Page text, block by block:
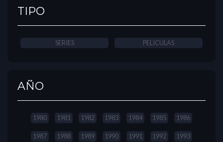
TIPO
SERIES PELICULAS
AÑO
1980 1981 1982 1983 1984 1985 1986
1987 1988 1989 1990 1991 1992 1993